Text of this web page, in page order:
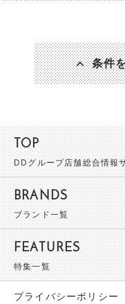
条件
TOP
DDグループ店舗総合情報
BRANDS
ブランド一覧
FEATURES
特集一覧
プライバシーポリシー